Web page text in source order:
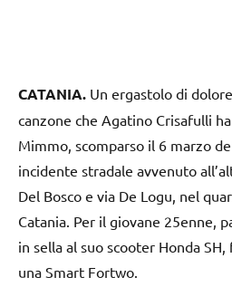
CATANIA. Un ergastolo di
canzone che Agatino Crisafulli
Mimmo, scomparso il 6 marzo
incidente stradale avvenuto
Del Bosco e via De Logu, nel
Catania. Per il giovane 25enne,
in sella al suo scooter Honda
una Smart Fortwo.